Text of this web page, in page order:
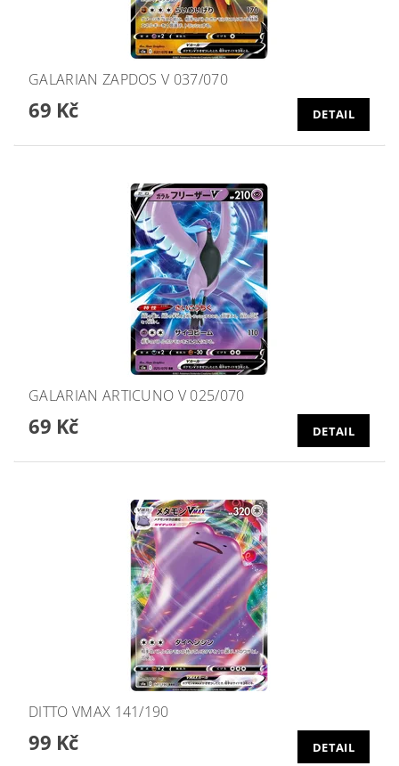
GALARIAN ZAPDOS V 037/070
69 Kč DETAIL
GALARIAN ARTICUNO V 025/070
69 Kč DETAIL
DITTO VMAX 141/190
99 Kč DETAIL